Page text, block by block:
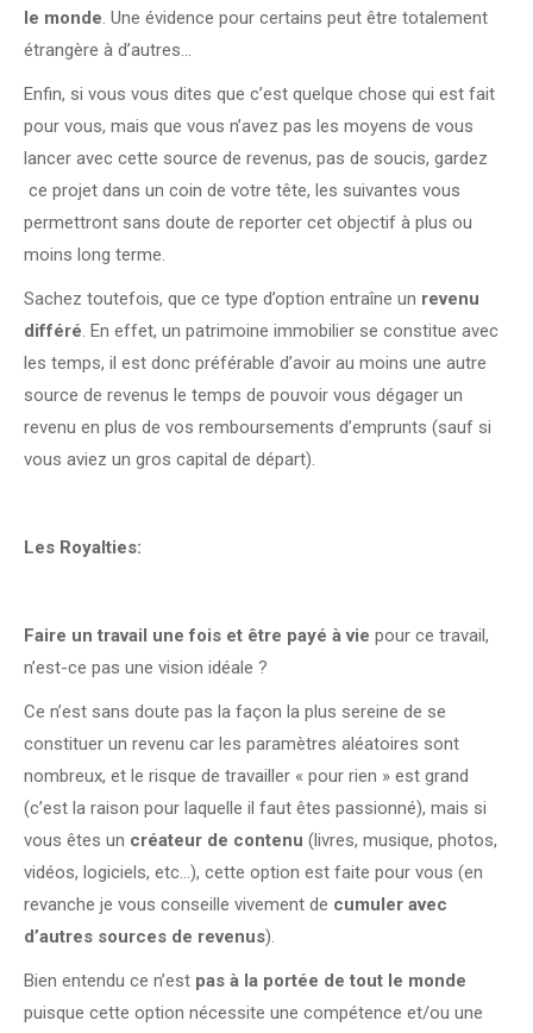
le monde. Une évidence pour certains peut être totalement
étrangère à d’autres…
Enfin, si vous vous dites que c’est quelque chose qui est fait
pour vous, mais que vous n’avez pas les moyens de vous
lancer avec cette source de revenus, pas de soucis, gardez
ce projet dans un coin de votre tête, les suivantes vous
permettront sans doute de reporter cet objectif à plus ou
moins long terme.
Sachez toutefois, que ce type d’option entraîne un revenu
différé. En effet, un patrimoine immobilier se constitue avec
les temps, il est donc préférable d’avoir au moins une autre
source de revenus le temps de pouvoir vous dégager un
revenu en plus de vos remboursements d’emprunts (sauf si
vous aviez un gros capital de départ).
Les Royalties:
Faire un travail une fois et être payé à vie pour ce travail,
n’est-ce pas une vision idéale ?
Ce n’est sans doute pas la façon la plus sereine de se
constituer un revenu car les paramètres aléatoires sont
nombreux, et le risque de travailler « pour rien » est grand
(c’est la raison pour laquelle il faut êtes passionné), mais si
vous êtes un créateur de contenu (livres, musique, photos,
vidéos, logiciels, etc…), cette option est faite pour vous (en
revanche je vous conseille vivement de cumuler avec
d’autres sources de revenus).
Bien entendu ce n’est pas à la portée de tout le monde
puisque cette option nécessite une compétence et/ou une